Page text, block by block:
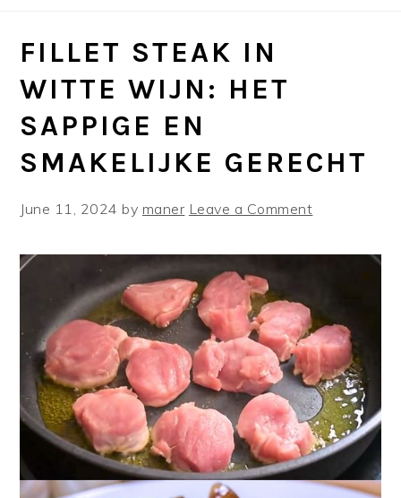
FILLET STEAK IN
WITTE WIJN: HET
SAPPIGE EN
SMAKELIJKE GERECHT
June 11, 2024 by maner Leave a Comment